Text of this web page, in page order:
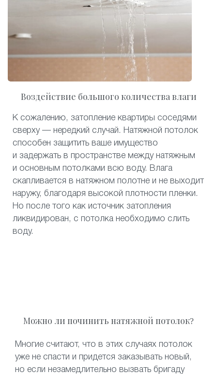
Воздействие большого количества влаги
К сожалению, затопление квартиры соседями
сверху — нередкий случай. Натяжной потолок
способен защитить ваше имущество
и задержать в пространстве между натяжным
и основным потолками всю воду. Влага
скапливается в натяжном полотне и не выходит
наружу, благодаря высокой плотности пленки.
Но после того как источник затопления
ликвидирован, с потолка необходимо слить
воду.
Можно ли починить натяжной потолок?
Многие считают, что в этих случаях потолок
уже не спасти и придется заказывать новый,
но если незамедлительно вызвать бригаду